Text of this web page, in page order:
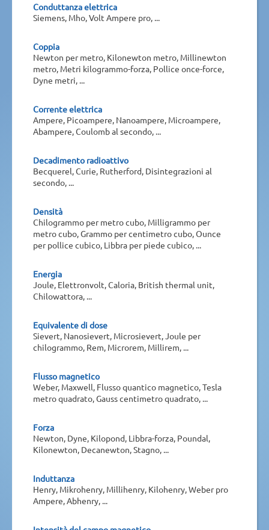
Conduttanza elettrica
Siemens, Mho, Volt Ampere pro, ...
Coppia
Newton per metro, Kilonewton metro, Millinewton
metro, Metri kilogrammo-forza, Pollice once-force,
Dyne metri, ...
Corrente elettrica
Ampere, Picoampere, Nanoampere, Microampere,
Abampere, Coulomb al secondo, ...
Decadimento radioattivo
Becquerel, Curie, Rutherford, Disintegrazioni al
secondo, ...
Densità
Chilogrammo per metro cubo, Milligrammo per
metro cubo, Grammo per centimetro cubo, Ounce
per pollice cubico, Libbra per piede cubico, ...
Energia
Joule, Elettronvolt, Caloria, British thermal unit,
Chilowattora, ...
Equivalente di dose
Sievert, Nanosievert, Microsievert, Joule per
chilogrammo, Rem, Microrem, Millirem, ...
Flusso magnetico
Weber, Maxwell, Flusso quantico magnetico, Tesla
metro quadrato, Gauss centimetro quadrato, ...
Forza
Newton, Dyne, Kilopond, Libbra-forza, Poundal,
Kilonewton, Decanewton, Stagno, ...
Induttanza
Henry, Mikrohenry, Millihenry, Kilohenry, Weber pro
Ampere, Abhenry, ...